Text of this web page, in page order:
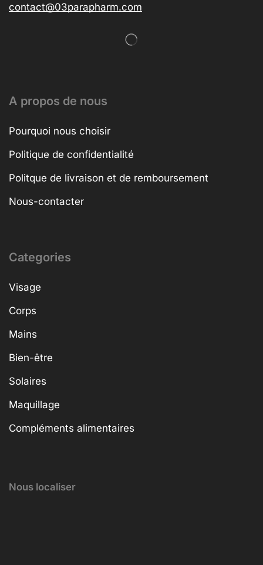
contact@03parapharm.com
A propos de nous
Pourquoi nous choisir
Politique de confidentialité
Politque de livraison et de remboursement
Nous-contacter
Categories
Visage
Corps
Mains
Bien-être
Solaires
Maquillage
Compléments alimentaires
Nous localiser